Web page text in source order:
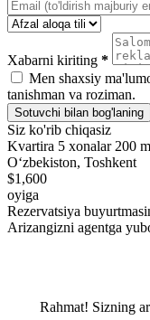
Xabarni kiriting *
Men shaxsiy
tanishman va roziman.
Sotuvchi bilan bog'laning
Siz ko'rib chiqasiz
Kvartira 5 xonalar 200
Oʻzbekiston, Toshkent
$1,600
oyiga
Rezervatsiya
Arizangizni agentga
Rahmat! Sizning